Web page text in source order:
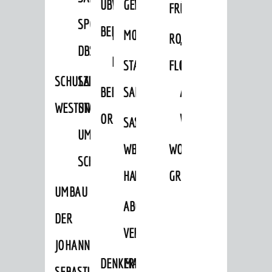
SPORTHALLE
DBS
SCHULZENTRUM
WESTSTADT
SANIERUNG-
UND
UMBAUMASSNAHME S
CHLOSS
UMBAU
DER
JOHANN-
ÜBER
BEBAUUNGSPLÄNE
VERFAHREN
BEBAUUNGSPLÄNE
KERNSTADT
BEBAUUNGSPLÄNE
ORTSTEILE
EINZELHANDELSKONZEPT
MOBILFUNKKONZEPT
LÄRMAKTIONSPLAN
STADTERNEUERUNG/-
SANIERUNG
SANIERUNG
WESTLICH
HAUPTBAHNHOF
SANIERUNGSGEBIET
HILDEBRANDSCHE
MÜHLE
ABGESCHLOSSENE
VERFAHREN
DENKMALSCHUTZ
ERHALTUNGSSATZUNGEN
FRÜHLING
HERBST
RODENSTEINER
FLOHMARKT
„WOINEM
LIVE“
AM
WINDECKPLATZ
WOCHENMARKT
GROOVE